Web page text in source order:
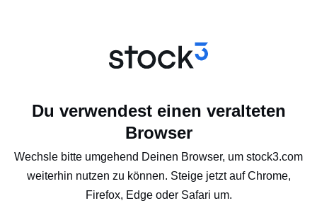
Du verwendest einen veralteten
Browser
Wechsle bitte umgehend Deinen Browser, um stock3.com
weiterhin nutzen zu können. Steige jetzt auf Chrome,
Firefox, Edge oder Safari um.